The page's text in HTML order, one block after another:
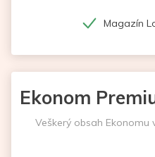
Magazín
Ekonom
Veškerý obsah